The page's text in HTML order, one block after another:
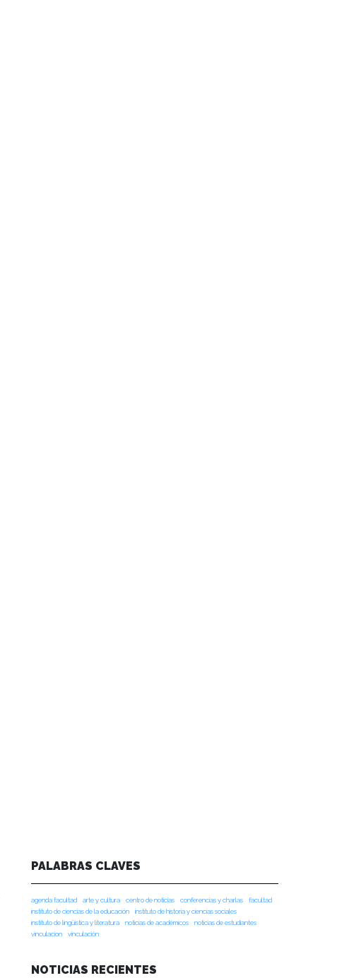
PALABRAS CLAVES
agenda facultad arte y cultura centro de noticias conferencias y charlas
facultad
instituto de ciencias de la educación
instituto de historia y ciencias sociales
instituto de lingüística y literatura
noticias de académicos
noticias de estudiantes
vinculacion
vinculación
NOTICIAS RECIENTES